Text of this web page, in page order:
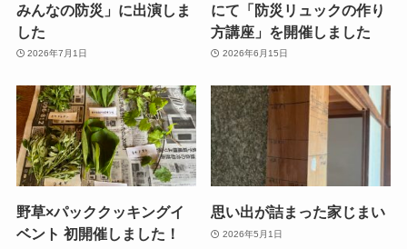
みんなの防災」に出演しま
した
2026年7月1日
にて「防災リュックの作り
方講座」を開催しました
2026年6月15日
野草×パッククッキングイ
ベント 初開催しました！
思い出が詰まった家じまい
2026年5月1日